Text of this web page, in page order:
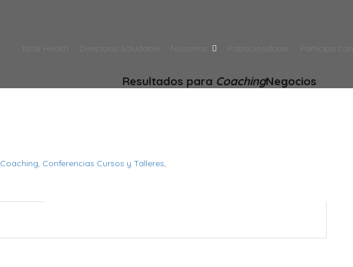
Total Health Directorio Saludable Nosotros Patrocinadores Participa
Resultados para CoachingNegocios
Coaching, Conferencias Cursos y Talleres,